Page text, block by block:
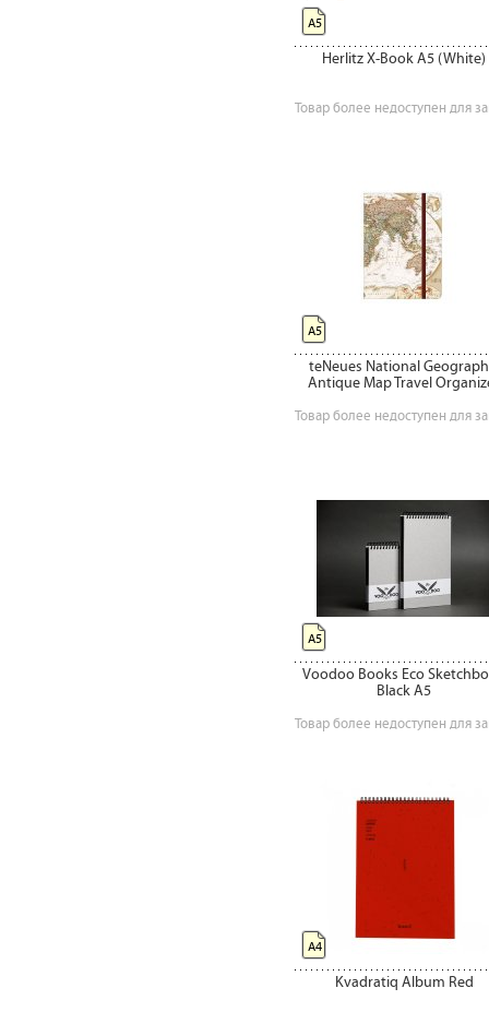
Herlitz X-Book A5 (White)
Товар более недоступен для
А5
teNeues National
Antique Map Travel
Товар более недоступен для
А5
Voodoo Books Eco
Black A5
Товар более недоступен для
А5
Kvadratiq Album Red
А4